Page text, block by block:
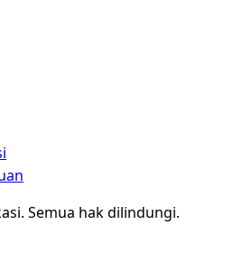
Semua hak dilindungi.